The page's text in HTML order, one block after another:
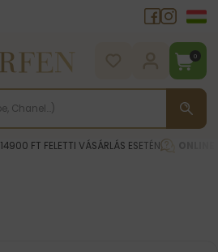
0
14900 FT FELETTI VÁSÁRLÁS ESETÉN